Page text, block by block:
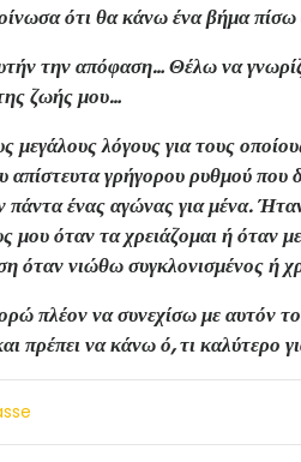
ότι θα κάνω ένα βήμα
την απόφαση… Θέλω να
ζωής μου…
μεγάλους λόγους για τους
απίστευτα γρήγορου ρυθμού
ένας αγώνας για μένα.
μου όταν τα χρειάζομαι ή όταν
νιώθω συγκλονισμένος ή
πλέον να συνεχίσω με αυτόν
πρέπει να κάνω ό, τι καλύτερο